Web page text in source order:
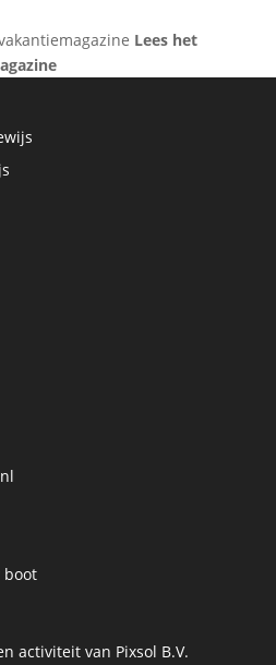
Lees het
boot
activiteit van Pixsol B.V.